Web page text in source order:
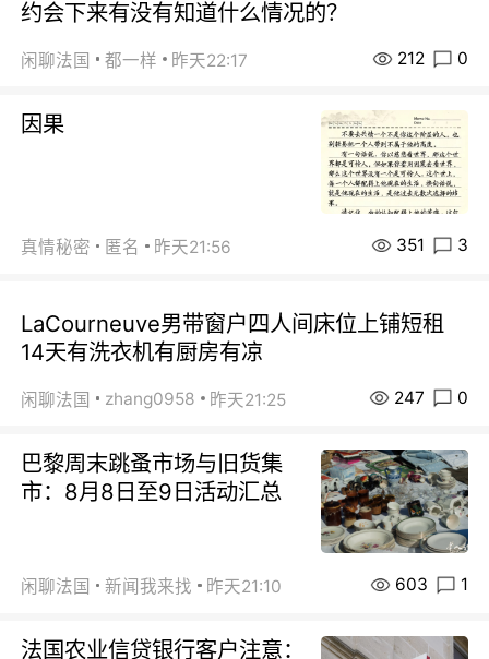
约会下来有没有知道什么情况的？
闲聊法国 都一样 昨天22:17 212 0
因果
真情秘密 匿名 昨天21:56 351 3
LaCourneuve男带窗户四人间床位上铺短租
14天有洗衣机有厨房有凉
闲聊法国 zhang0958 昨天21:25 247 0
巴黎周末跳蚤市场与旧货集
市：8月8日至9日活动汇总
闲聊法国 新闻我来找 昨天21:10 603 1
法国农业信贷银行客户注意：